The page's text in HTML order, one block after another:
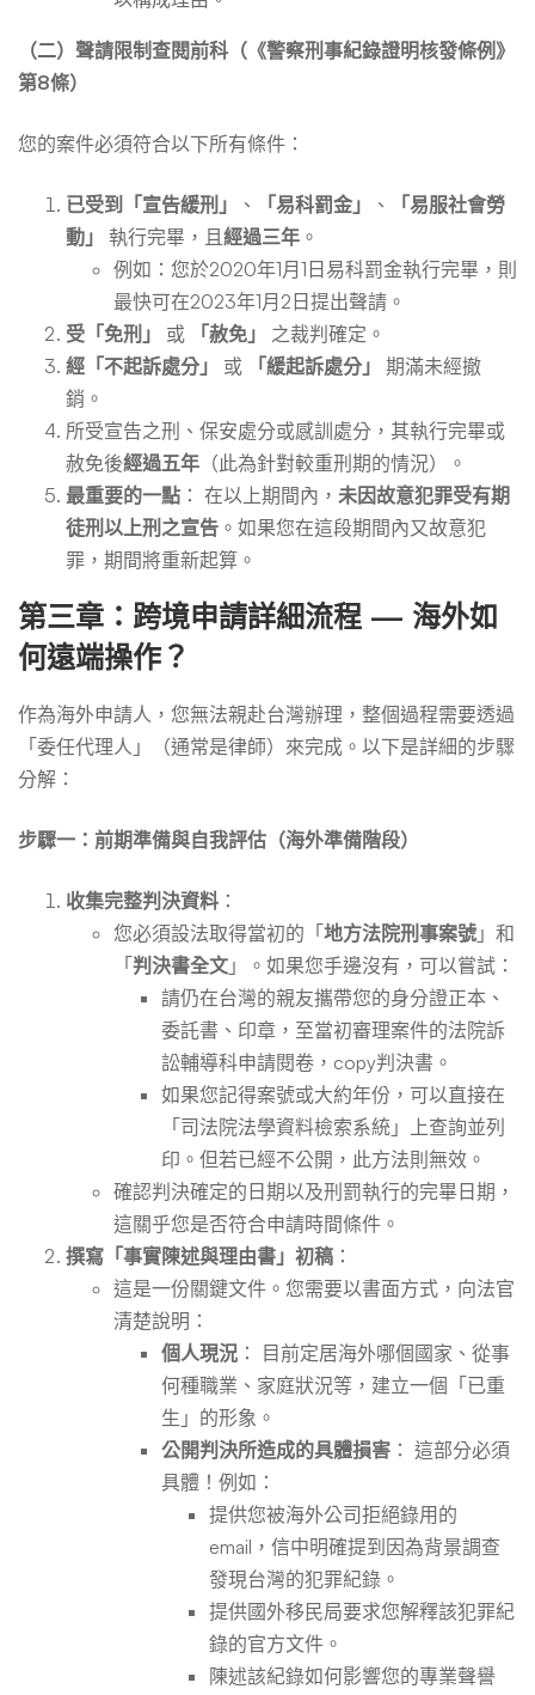
（二）聲請限制查閱前科（《警察刑事紀錄證明核發條例》
第8條）
您的案件必須符合以下所有條件：
已受到「宣告緩刑」 、 「易科罰金」 、
「易服社會勞
動」
執行完畢，且 經過三年 。
例如：您於2020年1月1日易科罰金執行完畢，則
最快可在2023年1月2日提出聲請。
受「免刑」
或 「赦免」
之裁判確定。
經「不起訴處分」
或 「緩起訴處分」
期滿未經撤
銷。
所受宣告之刑、保安處分或感訓處分，其執行完畢或
赦免後經過五年 （此為針對較重刑期的情況）。
最重要的一點 ： 在以上期間內， 未因故意犯罪受有期
徒刑以上刑之宣告 。如果您在這段期間內又故意犯
罪，期間將重新起算。
第三章：跨境申請詳細流程 — 海外如
何遠端操作？
作為海外申請人，您無法親赴台灣辦理，整個過程需要透過
「委任代理人」（通常是律師）來完成。以下是詳細的步驟
分解：
步驟一：前期準備與自我評估（海外準備階段）
收集完整判決資料 ：
您必須設法取得當初的「 地方法院刑事案號 」和
「 判決書全文 」。如果您手邊沒有，可以嘗試：
請仍在台灣的親友攜帶您的身分證正本、
委託書、印章，至當初審理案件的法院訴
訟輔導科申請閱卷，copy判決書。
如果您記得案號或大約年份，可以直接在
「司法院法學資料檢索系統」上查詢並列
印。但若已經不公開，此方法則無效。
確認判決確定的日期以及刑罰執行的完畢日期，
這關乎您是否符合申請時間條件。
撰寫「事實陳述與理由書」初稿 ：
這是一份關鍵文件。您需要以書面方式，向法官
清楚說明：
個人現況 ： 目前定居海外哪個國家、從事
何種職業、家庭狀況等，建立一個「已重
生」的形象。
公開判決所造成的具體損害 ： 這部分必須
具體！例如：
提供您被海外公司拒絕錄用的
email，信中明確提到因為背景調查
發現台灣的犯罪紀錄。
提供國外移民局要求您解釋該犯罪紀
錄的官方文件。
陳述該紀錄如何影響您的專業聲譽